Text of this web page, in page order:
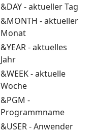
&DAY - aktueller Tag
&MONTH - aktueller
Monat
&YEAR - aktuelles
Jahr
&WEEK - aktuelle
Woche
&PGM -
Programmname
&USER - Anwender